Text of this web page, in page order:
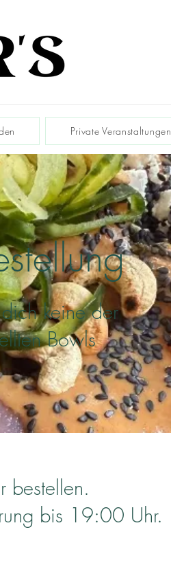
Private Veranstaltungen
keine der
Bowls
bestellen.
bis 19:00 Uhr.